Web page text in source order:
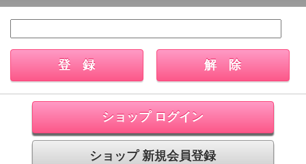
ショップ ログイン
ショップ 新規会員登録